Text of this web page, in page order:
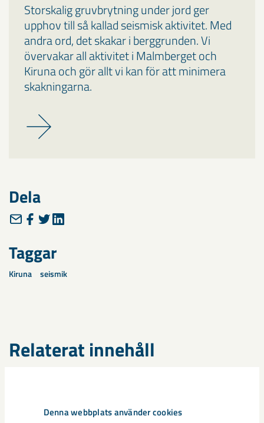
Denna webbplats använder cookies
Storskalig gruvbrytning under jord ger
upphov till så kallad seismisk aktivitet. Med
andra ord, det skakar i berggrunden. Vi
övervakar all aktivitet i Malmberget och
Kiruna och gör allt vi kan för att minimera
skakningarna.
Dela
Taggar
Kiruna seismik
Relaterat innehåll